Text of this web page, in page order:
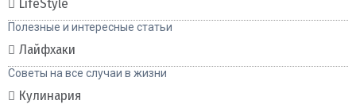
LifeStyle
Полезные и интересные статьи
Лайфхаки
Советы на все случаи в жизни
Кулинария